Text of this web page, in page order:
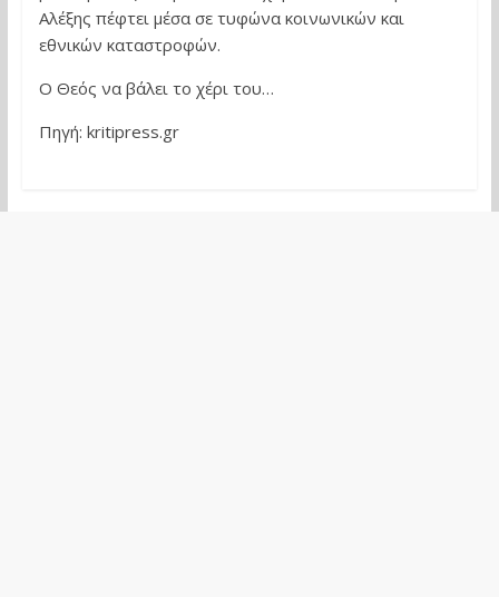
Αλέξης πέφτει μέσα σε τυφώνα κοινωνικών και
εθνικών καταστροφών.
Ο Θεός να βάλει το χέρι του…
Πηγή: kritipress.gr